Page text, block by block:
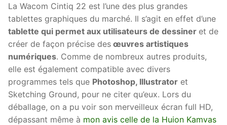
La Wacom Cintiq 22 est l’une des plus grandes
tablettes graphiques du marché. Il s’agit en effet d’une
tablette qui permet aux utilisateurs de dessiner et de
créer de façon précise des œuvres artistiques
numériques. Comme de nombreux autres produits,
elle est également compatible avec divers
programmes tels que Photoshop, Illustrator et
Sketching Ground, pour ne citer qu’eux. Lors du
déballage, on a pu voir son merveilleux écran full HD,
dépassant même à mon avis celle de la Huion Kamvas